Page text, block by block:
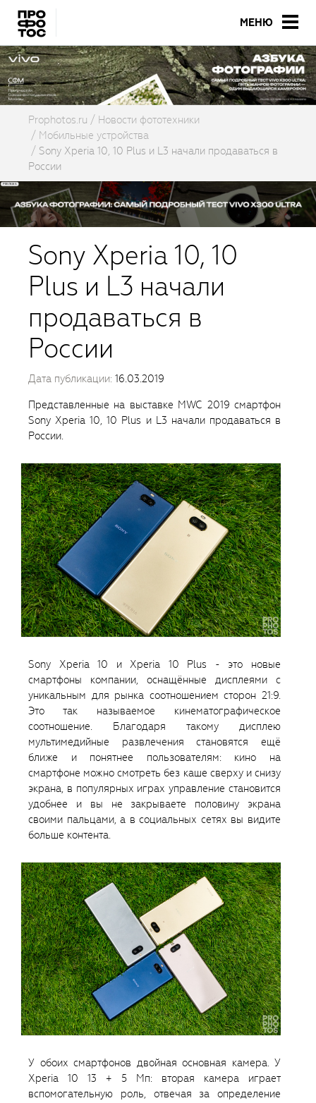
МЕНЮ
Prophotos.ru
Новости фототехники
Мобильные устройства
Sony Xperia 10, 10 Plus и L3 начали продаваться в
России
Sony Xperia 10, 10
Plus и L3 начали
продаваться в
России
Дата публикации: 16.03.2019
Представленные на выставке MWC 2019 смартфон
Sony Xperia 10, 10 Plus и L3 начали продаваться в
России.
Sony Xperia 10 и Xperia 10 Plus - это новые
смартфоны компании, оснащённые дисплеями с
уникальным для рынка соотношением сторон 21:9.
Это так называемое кинематографическое
соотношение. Благодаря такому дисплею
мультимедийные развлечения становятся ещё
ближе и понятнее пользователям: кино на
смартфоне можно смотреть без каше сверху и снизу
экрана, в популярных играх управление становится
удобнее и вы не закрываете половину экрана
своими пальцами, а в социальных сетях вы видите
больше контента.
У обоих смартфонов двойная основная камера. У
Xperia 10 13 + 5 Мп: вторая камера играет
вспомогательную роль, отвечая за определение